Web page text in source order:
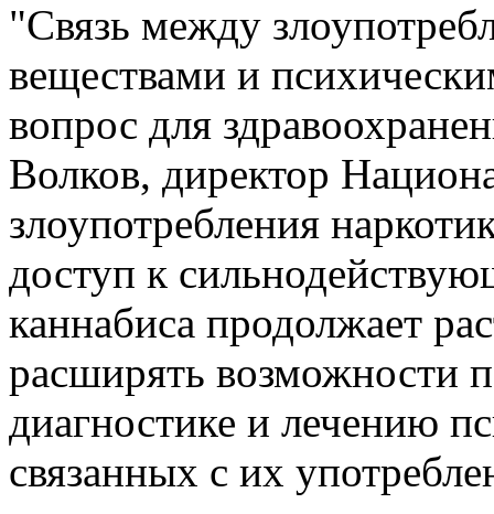
"Связь между
веществами и
вопрос для
Волков, директор
злоупотребления
доступ к
каннабиса продолжает
расширять возможности
диагностике и лечению
связанных с их